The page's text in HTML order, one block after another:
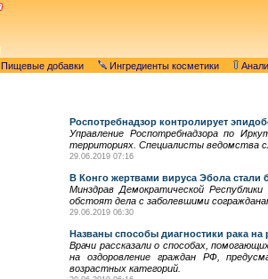
Пищевые добавки Ингредиенты косметики
Роспотребнадзор контролирует
Управление Роспотребнадзора по
территориях. Специалисты ведомства
29.06.2019 07:16
В Конго жертвами вируса Эбола стали
Минздрав Демократической
обстоят дела с заболевшими
29.06.2019 06:30
Названы способы диагностики рака на
Врачи рассказали о способах,
на оздоровление граждан РФ,
возрастных категорий.